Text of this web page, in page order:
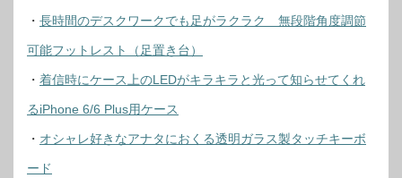
・ 長時間のデスクワークでも足がラクラク 無段階角度調節
可能フットレスト（足置き台）
・ 着信時にケース上のLEDがキラキラと光って知らせてくれ
るiPhone 6/6 Plus用ケース
・ オシャレ好きなアナタにおくる透明ガラス製タッチキーボ
ード